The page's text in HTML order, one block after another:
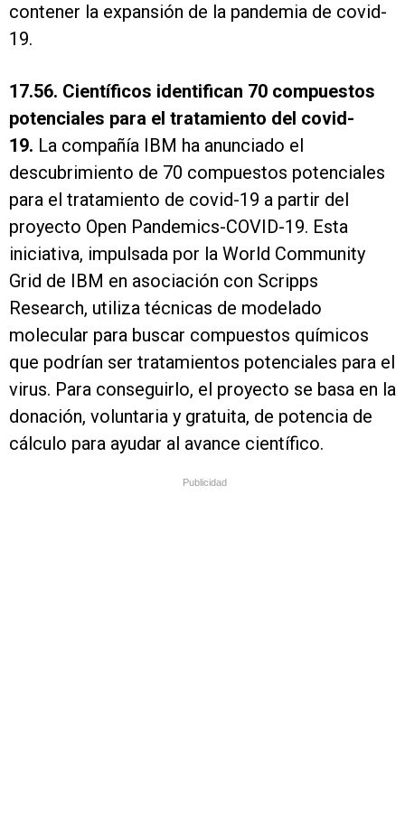
contener la expansión de la pandemia de covid-
19.
17.56. Científicos identifican 70 compuestos
potenciales para el tratamiento del covid-
19. La compañía IBM ha anunciado el
descubrimiento de 70 compuestos potenciales
para el tratamiento de covid-19 a partir del
proyecto Open Pandemics-COVID-19. Esta
iniciativa, impulsada por la World Community
Grid de IBM en asociación con Scripps
Research, utiliza técnicas de modelado
molecular para buscar compuestos químicos
que podrían ser tratamientos potenciales para el
virus. Para conseguirlo, el proyecto se basa en la
donación, voluntaria y gratuita, de potencia de
cálculo para ayudar al avance científico.
Publicidad